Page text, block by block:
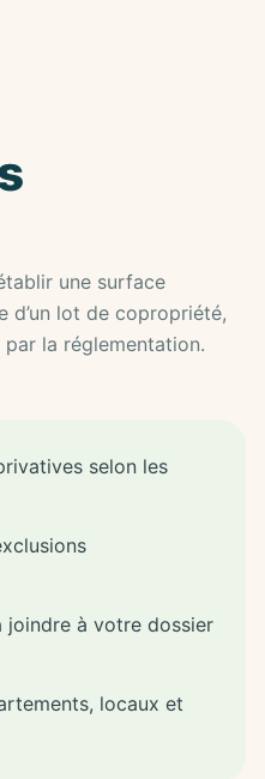
une surface
d’un lot de copropriété,
la réglementation.
selon les
joindre à votre dossier
locaux et